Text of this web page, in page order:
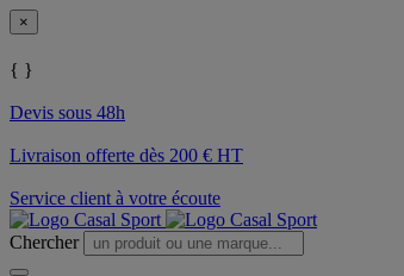
×
{ }
Devis sous 48h
Livraison offerte dès 200 € HT
Service client à votre écoute
Chercher